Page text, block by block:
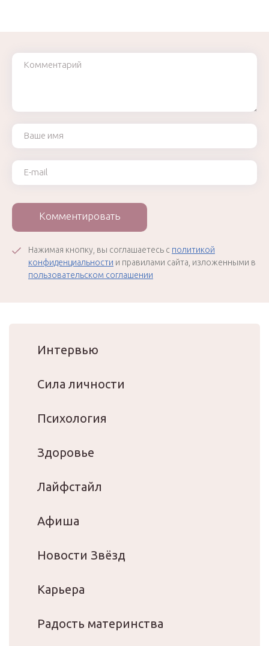
Комментарий
Ваше имя
Ваш e-mail
Комментировать
Нажимая кнопку, вы соглашаетесь с политикой
конфиденциальности и правилами сайта, изложенными в
пользовательском соглашении
Интервью
Сила личности
Психология
Здоровье
Лайфстайл
Афиша
Новости Звёзд
Карьера
Радость материнства